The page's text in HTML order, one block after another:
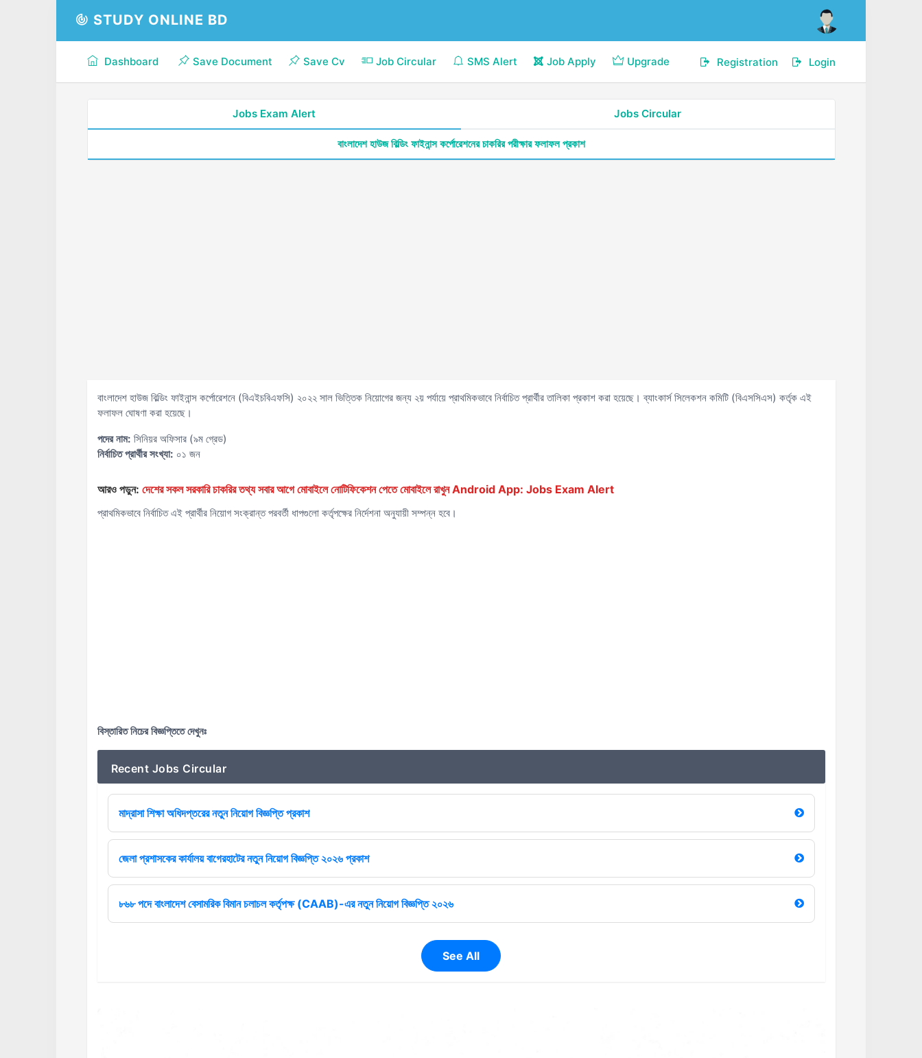
STUDY ONLINE BD
Dashboard Save Document Save Cv Job Circular SMS Alert Job Apply Upgrade Login
Registration
Jobs Exam Alert Jobs Circular
বাংলাদেশ হাউজ বিল্ডিং ফাইনান্স কর্পোরেশনের চাকরির পরীক্ষার ফলাফল প্রকাশ
বাংলাদেশ হাউজ বিল্ডিং ফাইনান্স কর্পোরেশনে (বিএইচবিএফসি) ২০২২ সাল ভিত্তিক নিয়োগের জন্য ২য় পর্যায়ে প্রাথমিকভাবে নির্বাচিত প্রার্থীর তালিকা প্রকাশ করা হয়েছে। ব্যাংকার্স সিলেকশন কমিটি (বিএসসিএস) কর্তৃক এই
ফলাফল ঘোষণা করা হয়েছে।
পদের নাম: সিনিয়র অফিসার (৯ম গ্রেড)
নির্বাচিত প্রার্থীর সংখ্যা: ০১ জন
আরও পড়ুন: দেশের সকল সরকারি চাকরির তথ্য সবার আগে মোবাইলে নোটিফিকেশন পেতে মোবাইলে রাখুন Android App: Jobs Exam Alert
প্রাথমিকভাবে নির্বাচিত এই প্রার্থীর নিয়োগ সংক্রান্ত পরবর্তী ধাপগুলো কর্তৃপক্ষের নির্দেশনা অনুযায়ী সম্পন্ন হবে।
বিস্তারিত নিচের বিজ্ঞপ্তিতে দেখুনঃ
Recent Jobs Circular
মাদ্রাসা শিক্ষা অধিদপ্তরের নতুন নিয়োগ বিজ্ঞপ্তি প্রকাশ
জেলা প্রশাসকের কার্যালয় বাগেরহাটের নতুন নিয়োগ বিজ্ঞপ্তি ২০২৬ প্রকাশ
৮৬৮ পদে বাংলাদেশ বেসামরিক বিমান চলাচল কর্তৃপক্ষ (CAAB)-এর নতুন নিয়োগ বিজ্ঞপ্তি ২০২৬
See All